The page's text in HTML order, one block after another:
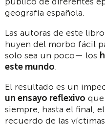
geografía española.
Las autoras de este
huyen del morbo fácil
solo sea un poco— los
este mundo.
El resultado es un
un ensayo reflexivo
siempre, hasta el final,
recuerdo de las